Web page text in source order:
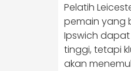
Pelatih
pemain yang
Ipswich
tinggi, tetapi
akan